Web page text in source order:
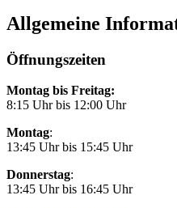
Allgemeine
Öffnungszeiten
Montag bis Freitag:
8:15 Uhr bis 12:00 Uhr
Montag:
13:45 Uhr bis 15:45 Uhr
Donnerstag:
13:45 Uhr bis 16:45 Uhr